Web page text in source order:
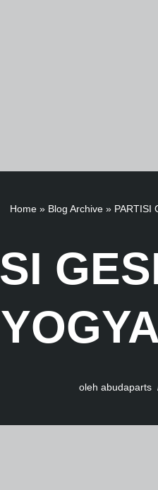
Home» Blog Archive» PARTISI
oleh abudaparts